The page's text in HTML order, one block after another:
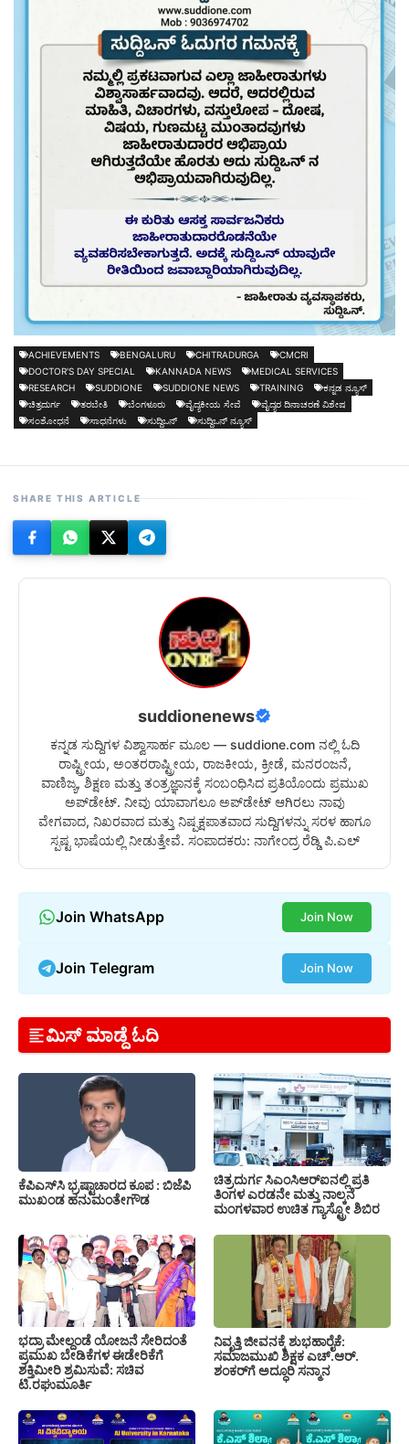
ACHIEVEMENTS BENGALURU CHITRADURGA
CMCRI
DOCTOR'S DAY SPECIAL
KANNADA NEWS
MEDICAL SERVICES
RESEARCH
SUDDIONE SUDDIONE NEWS TRAINING
ಕನ್ನಡ ನ್ಯೂಸ್
ಚಿತ್ರದುರ್ಗ
ತರಬೇತಿ ಬೆಂಗಳೂರು ವೈದ್ಯಕೀಯ ಸೇವೆ
ವೈದ್ಯರ ದಿನಾಚರಣೆ ವಿಶೇಷ
ಸಂಶೋಧನೆ
ಸಾಧನೆಗಳು ಸುದ್ದಿಒನ್ ಸುದ್ದಿಒನ್ ನ್ಯೂಸ್
SHARE THIS ARTICLE
suddionenews
ಕನ್ನಡ ಸುದ್ದಿಗಳ ವಿಶ್ವಾಸಾರ್ಹ ಮೂಲ — suddione.com ನಲ್ಲಿ ಓದಿ
ರಾಷ್ಟ್ರೀಯ, ಅಂತರರಾಷ್ಟ್ರೀಯ, ರಾಜಕೀಯ, ಕ್ರೀಡೆ, ಮನರಂಜನೆ,
ವಾಣಿಜ್ಯ, ಶಿಕ್ಷಣ ಮತ್ತು ತಂತ್ರಜ್ಞಾನಕ್ಕೆ ಸಂಬಂಧಿಸಿದ ಪ್ರತಿಯೊಂದು ಪ್ರಮುಖ
ಅಪ್‌ಡೇಟ್. ನೀವು ಯಾವಾಗಲೂ ಅಪ್‌ಡೇಟ್ ಆಗಿರಲು ನಾವು
ವೇಗವಾದ, ನಿಖರವಾದ ಮತ್ತು ನಿಷ್ಪಕ್ಷಪಾತವಾದ ಸುದ್ದಿಗಳನ್ನು ಸರಳ ಹಾಗೂ
ಸ್ಪಷ್ಟ ಭಾಷೆಯಲ್ಲಿ ನೀಡುತ್ತೇವೆ. ಸಂಪಾದಕರು: ನಾಗೇಂದ್ರ ರೆಡ್ಡಿ ಪಿ.ಎಲ್
Join WhatsApp Join Now
Join Telegram Join Now
ಮಿಸ್ ಮಾಡ್ದೆ ಓದಿ
ಕೆಪಿಎಸ್‍ಸಿ ಭ್ರಷ್ಟಾಚಾರದ ಕೂಪ : ಬಿಜೆಪಿ
ಮುಖಂಡ ಹನುಮಂತೇಗೌಡ
ಚಿತ್ರದುರ್ಗ ಸಿಎಂಸಿಆರ್‍ಐನಲ್ಲಿ ಪ್ರತಿ
ತಿಂಗಳ ಎರಡನೇ ಮತ್ತು ನಾಲ್ಕನೆ
ಮಂಗಳವಾರ ಉಚಿತ ಗ್ಯಾಸ್ಟ್ರೋ ಶಿಬಿರ
ಭದ್ರಾ ಮೇಲ್ದಂಡೆ ಯೋಜನೆ ಸೇರಿದಂತೆ
ಪ್ರಮುಖ ಬೇಡಿಕೆಗಳ ಈಡೇರಿಕೆಗೆ
ಶಕ್ತಿಮೀರಿ ಶ್ರಮಿಸುವೆ: ಸಚಿವ
ಟಿ.ರಘುಮೂರ್ತಿ
ನಿವೃತ್ತಿ ಜೀವನಕ್ಕೆ ಶುಭಹಾರೈಕೆ:
ಸಮಾಜಮುಖಿ ಶಿಕ್ಷಕ ಎಚ್.ಆರ್.
ಶಂಕರ್‌ಗೆ ಅದ್ಧೂರಿ ಸನ್ಮಾನ